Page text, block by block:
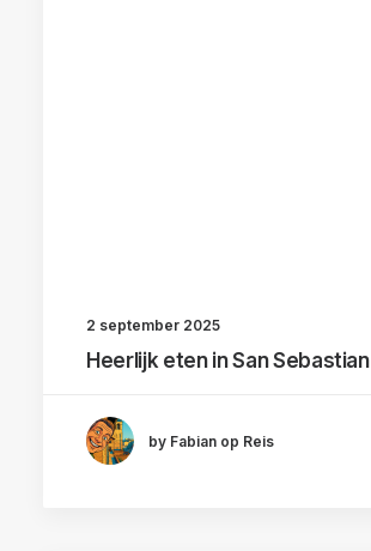
2 september 2025
Heerlijk eten in San Sebastian
by Fabian op Reis